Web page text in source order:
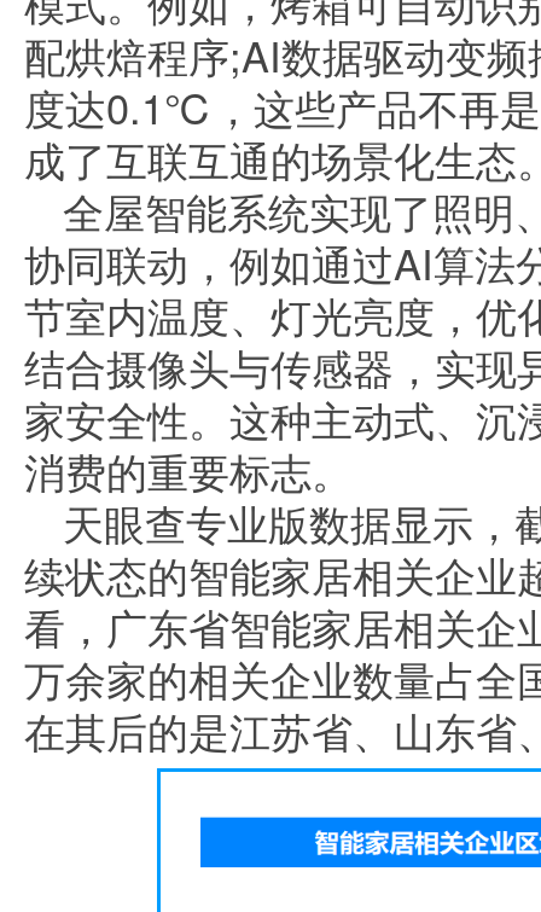
配烘焙程序;AI数据驱动变
度达0.1℃，这些产品不再
成了互联互通的场景化生态
全屋智能系统实现了照明
协同联动，例如通过AI算法
节室内温度、灯光亮度，优
结合摄像头与传感器，实现
家安全性。这种主动式、沉
消费的重要标志。
天眼查专业版数据显示，
续状态的智能家居相关企业
看，广东省智能家居相关企
万余家的相关企业数量占全
在其后的是江苏省、山东省